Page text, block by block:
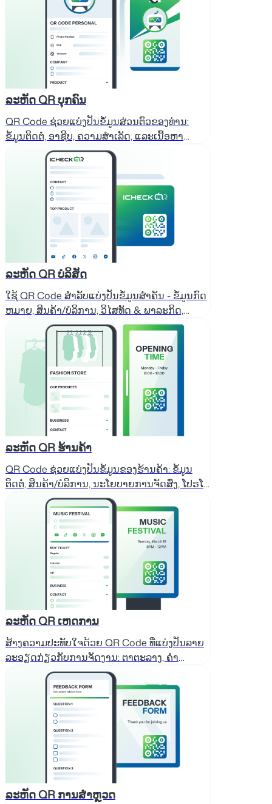
ລະຫັດ QR ບຸກຄົນ
QR Code ຊ່ວຍແບ່ງປັນຂໍ້ມູນສ່ວນຕົວຂອງທ່ານ:
ຂໍ້ມູນຕິດຕໍ່, ອາຊີບ, ຄວາມສຳເລັດ, ແລະເນື້ອຫາ
ລະຫັດ QR ບໍລິສັດ
ໃຊ້ QR Code ສຳລັບແບ່ງປັນຂໍ້ມູນສຳຄັນ - ຂໍ້ມູນກົດ
ຫມາຍ, ສິນຄ້າ/ບໍລິການ, ວິໄສທັດ & ພາລະກິດ,
ຄວາມສຳເລັດ, ຂໍ້ມູນຕິດຕໍ່.
ລະຫັດ QR ຮ້ານຄ້າ
QR Code ຊ່ວຍແບ່ງປັນຂໍ້ມູນຂອງຮ້ານຄ້າ: ຂໍ້ມູນ
ຕິດຕໍ່, ສິນຄ້າ/ບໍລິການ, ນະໂຍບາຍການຈັດສົ່ງ, ໂປຣໂມ
ລະຫັດ QR ເຫດການ
ສ້າງຄວາມປະທັບໃຈດ້ວຍ QR Code ທີ່ແບ່ງປັນລາຍ
ລະອຽດກ່ຽວກັບການຈັດງານ: ຕາຕະລາງ, ຄຳ
ອະທິບາຍ, ສະຖານທີ່, ການລົງທະບຽນທີ່ງ່າຍດາຍ.
ລະຫັດ QR ການສຳຫຼວດ